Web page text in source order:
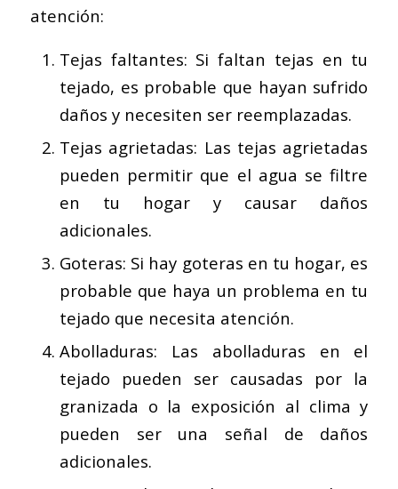
atención:
Tejas faltantes: Si faltan tejas en tu
tejado, es probable que hayan sufrido
daños y necesiten ser reemplazadas.
Tejas agrietadas: Las tejas agrietadas
pueden permitir que el agua se filtre
en tu hogar y causar daños
adicionales.
Goteras: Si hay goteras en tu hogar, es
probable que haya un problema en tu
tejado que necesita atención.
Abolladuras: Las abolladuras en el
tejado pueden ser causadas por la
granizada o la exposición al clima y
pueden ser una señal de daños
adicionales.